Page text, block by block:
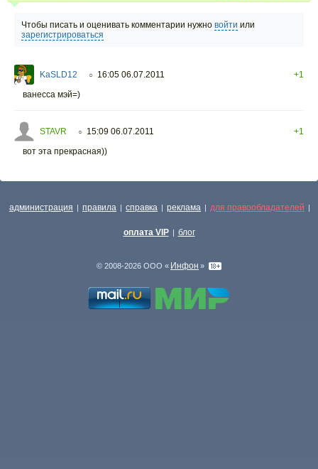
Чтобы писать и оценивать комментарии нужно войти или
зарегистрироваться
KaSLD12 ○ 16:05 06.07.2011
+1
ванесса мэй=)
STAVR ○ 15:09 06.07.2011
+1
вот эта прекрасная))
администрация | правила | справка | реклама | для правообладателей |
оплата VIP | блог
© 2008-2026 ООО « Инфон »